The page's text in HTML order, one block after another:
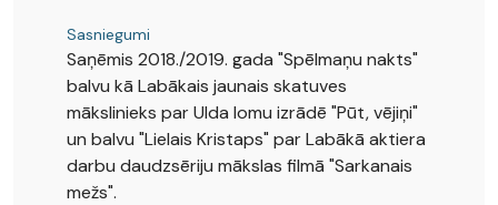
Sasniegumi
Saņēmis 2018./2019. gada "Spēlmaņu nakts"
balvu kā Labākais jaunais skatuves
mākslinieks par Ulda lomu izrādē "Pūt, vējiņi"
un balvu "Lielais Kristaps" par Labākā aktiera
darbu daudzsēriju mākslas filmā "Sarkanais
mežs".